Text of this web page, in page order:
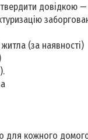
довідкою —
(за наявності)
для кожного